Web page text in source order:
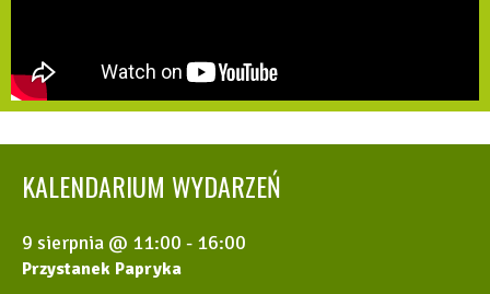
KALENDARIUM WYDARZEŃ
9 sierpnia @ 11:00 - 16:00
Przystanek Papryka